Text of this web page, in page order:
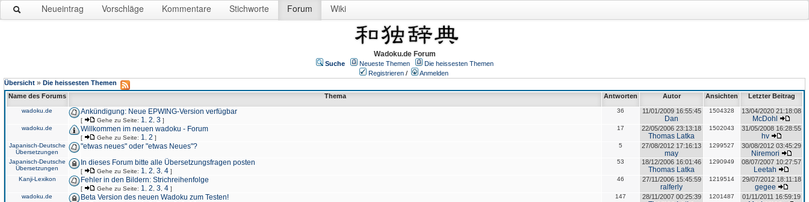
Neueintrag Vorschläge Kommentare Stichworte Forum Wiki
Wadoku.de Forum
Suche Neueste Themen
Die heissesten Themen
Registrieren /
Anmelden
Übersicht » Die heissesten Themen
Name des Forums
Thema Antworten Autor Ansichten Letzter Beitrag
wadoku.de Ankündigung: Neue EPWING-Version verfügbar
[ Gehe zu Seite: 1 2 3 ]
36 11/01/2009 16:55:45
Dan
1504328 13/04/2020 21:18:08
McDohl
wadoku.de Willkommen im neuen wadoku - Forum
[ Gehe zu Seite: 1 2 ]
17 22/05/2006 23:13:18
Thomas Latka
1502043 31/05/2008 16:28:55
hv
Japanisch-Deutsche
Übersetzungen
"etwas neues" oder "etwas Neues"? 5 27/08/2012 17:16:13
may
1299527 30/08/2012 03:45:29
Niremori
Japanisch-Deutsche
Übersetzungen
In dieses Forum bitte alle Übersetzungsfragen posten
[ Gehe zu Seite: 1 2 3 4 ]
53 18/12/2006 16:01:46
Thomas Latka
1290949 08/07/2007 10:27:57
Leetah
Kanji-Lexikon Fehler in den Bildern: Strichreihenfolge
[ Gehe zu Seite: 1 2 3 4 ]
46 27/11/2006 15:45:59
ralferly
1219514 29/07/2012 18:11:18
gegee
wadoku.de Beta Version des neuen Wadoku zum Testen! 147 28/11/2007 00:25:39 1201487 01/11/2011 16:59:19